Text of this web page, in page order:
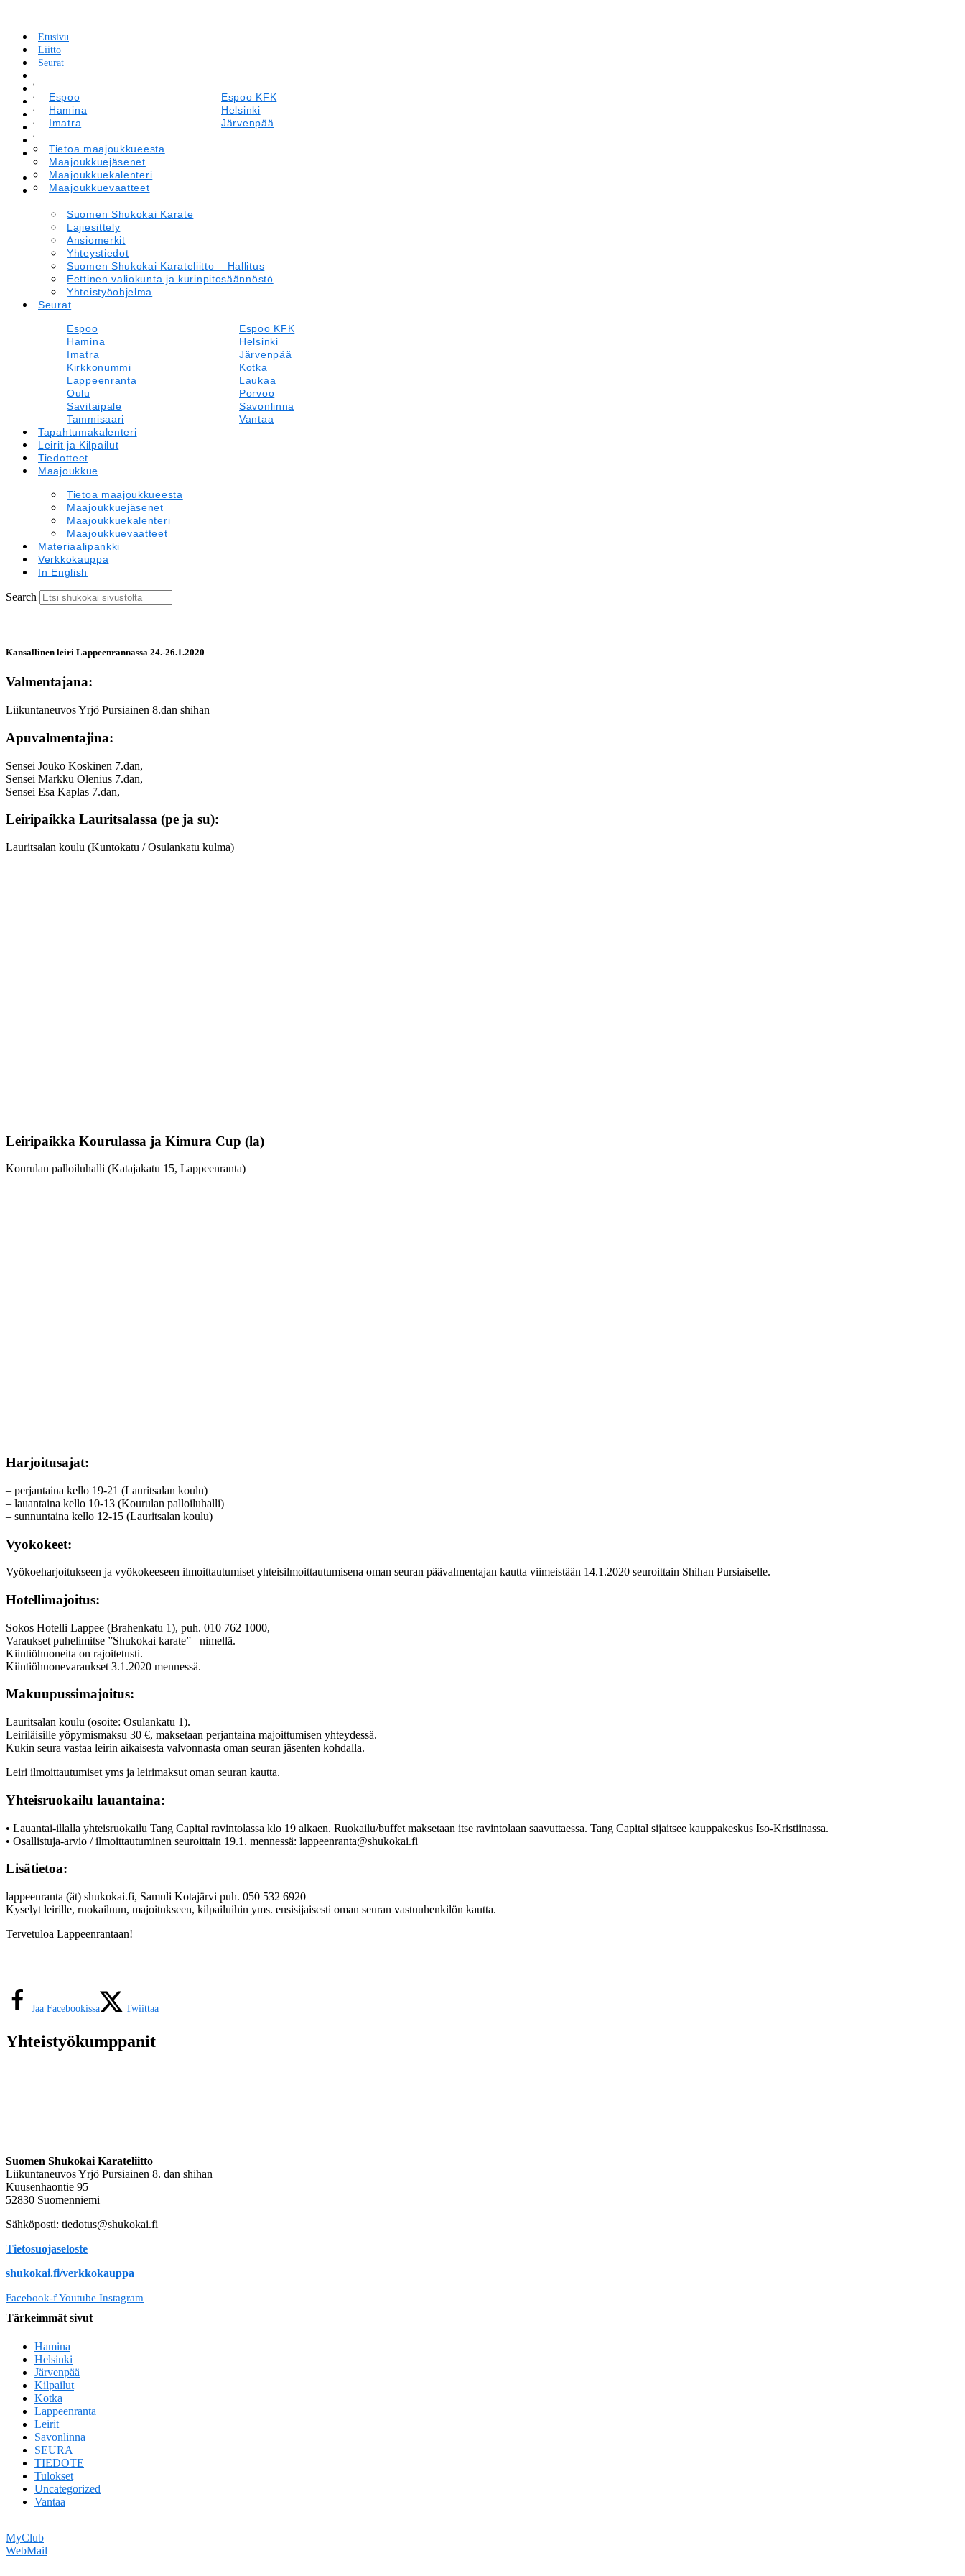
Etusivu
Liitto
Lajiesittely
Ansiomerkit
Yhteystiedot
Eettinen valiokunta ja kurinpitosäännöstö
Yhteistyöohjelma
Seurat
Espoo
Espoo KFK
Hamina
Helsinki
Imatra
Järvenpää
Lappeenranta
Oulu
Savitaipale
Tammisaari
Tiedotteet
Maajoukkue
Tietoa maajoukkueesta
Maajoukkuejäsenet
Maajoukkuekalenteri
Maajoukkuevaatteet
Materiaalipankki
In English
Etusivu
Liitto
Suomen Shukokai Karate
Lajiesittely
Ansiomerkit
Yhteystiedot
Suomen Shukokai Karateliitto – Hallitus
Eettinen valiokunta ja kurinpitosäännöstö
Yhteistyöohjelma
Seurat
Espoo
Espoo KFK
Hamina
Helsinki
Imatra
Järvenpää
Kirkkonummi
Kotka
Lappeenranta
Laukaa
Oulu
Porvoo
Savitaipale
Savonlinna
Tammisaari
Vantaa
Tapahtumakalenteri
Leirit ja Kilpailut
Tiedotteet
Maajoukkue
Tietoa maajoukkueesta
Maajoukkuejäsenet
Maajoukkuekalenteri
Maajoukkuevaatteet
Materiaalipankki
Verkkokauppa
In English
Search
Kansallinen leiri Lappeenrannassa 24.-26.1.2020
Valmentajana:
Liikuntaneuvos Yrjö Pursiainen 8.dan shihan
Apuvalmentajina:
Sensei Jouko Koskinen 7.dan,
Sensei Markku Olenius 7.dan,
Sensei Esa Kaplas 7.dan,
Leiripaikka Lauritsalassa (pe ja su):
Lauritsalan koulu (Kuntokatu / Osulankatu kulma)
Leiripaikka Kourulassa ja Kimura Cup (la)
Kourulan palloiluhalli (Katajakatu 15, Lappeenranta)
Harjoitusajat:
– perjantaina kello 19-21 (Lauritsalan koulu)
– lauantaina kello 10-13 (Kourulan palloiluhalli)
– sunnuntaina kello 12-15 (Lauritsalan koulu)
Vyokokeet:
Vyökoeharjoitukseen ja vyökokeeseen ilmoittautumiset yhteisilmoittautumisena oman seuran päävalmentajan kautta viimeistään 14.1.2020 seuroittain Shihan Pursiaiselle.
Hotellimajoitus:
Sokos Hotelli Lappee (Brahenkatu 1), puh. 010 762 1000,
Varaukset puhelimitse ”Shukokai karate” –nimellä.
Kiintiöhuoneita on rajoitetusti.
Kiintiöhuonevaraukset 3.1.2020 mennessä.
Makuupussimajoitus:
Lauritsalan koulu (osoite: Osulankatu 1).
Leiriläisille yöpymismaksu 30 €, maksetaan perjantaina majoittumisen yhteydessä.
Kukin seura vastaa leirin aikaisesta valvonnasta oman seuran jäsenten kohdalla.
Leiri ilmoittautumiset yms ja leirimaksut oman seuran kautta.
Yhteisruokailu lauantaina:
• Lauantai-illalla yhteisruokailu Tang Capital ravintolassa klo 19 alkaen. Ruokailu/buffet maksetaan itse ravintolaan saavuttaessa. Tang Capital sijaitsee kauppakeskus Iso-Kristiinassa.
• Osallistuja-arvio / ilmoittautuminen seuroittain 19.1. mennessä: lappeenranta@shukokai.fi
Lisätietoa:
lappeenranta (ät) shukokai.fi, Samuli Kotajärvi puh. 050 532 6920
Kyselyt leirille, ruokailuun, majoitukseen, kilpailuihin yms. ensisijaisesti oman seuran vastuuhenkilön kautta.
Tervetuloa Lappeenrantaan!
Jaa Facebookissa Twiittaa
Yhteistyökumppanit
Suomen Shukokai Karateliitto
Liikuntaneuvos Yrjö Pursiainen 8. dan shihan
Kuusenhaontie 95
52830 Suomenniemi
Sähköposti: tiedotus@shukokai.fi
Tietosuojaseloste
shukokai.fi/verkkokauppa
Facebook-fYoutube Instagram
Tärkeimmät sivut
Hamina
Helsinki
Järvenpää
Kilpailut
Kotka
Lappeenranta
Leirit
Savonlinna
SEURA
TIEDOTE
Tulokset
Uncategorized
Vantaa
MyClub
WebMail